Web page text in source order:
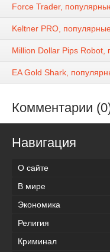
Force Trader,
Keltner PRO,
Million Dollar Pips Robot,
EA Gold Shark,
Комментарии
Навигация
О сайте
В мире
Экономика
Религия
Криминал